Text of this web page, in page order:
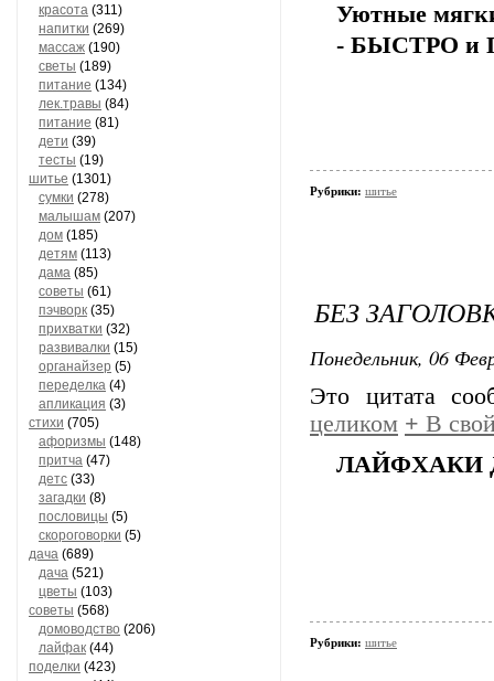
красота (311)
напитки (269)
массаж (190)
светы (189)
питание (134)
лек.травы (84)
питание (81)
дети (39)
тесты (19)
шитье (1301)
сумки (278)
малышам (207)
дом (185)
детям (113)
дама (85)
советы (61)
пэчворк (35)
прихватки (32)
развивалки (15)
органайзер (5)
переделка (4)
апликация (3)
стихи (705)
афоризмы (148)
притча (47)
детс (33)
загадки (8)
пословицы (5)
скороговорки (5)
дача (689)
дача (521)
цветы (103)
советы (568)
домоводство (206)
лайфак (44)
поделки (423)
Уютные
- БЫСТРО и
Рубрики: шитье
БЕЗ
Понедельник, 06
Это цитата
целиком + В
ЛАЙФХАКИ
Рубрики: шитье